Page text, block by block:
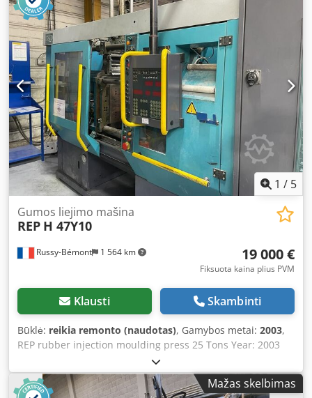
1 / 5
Russy-Bémont 1 564 km
Gumos liejimo mašina
REP H 47Y10
19 000 €
Fiksuota kaina plius PVM
Klausti Skambinti
Būklė: reikia remonto (naudotas), Gamybos metai: 2003,
REP rubber injection moulding press 25 Tons Year: 2003
Chsdpeizi H Hefx Aahoa The 4 columns need to be
replaced (cost: €9,000)
Mažas skelbimas